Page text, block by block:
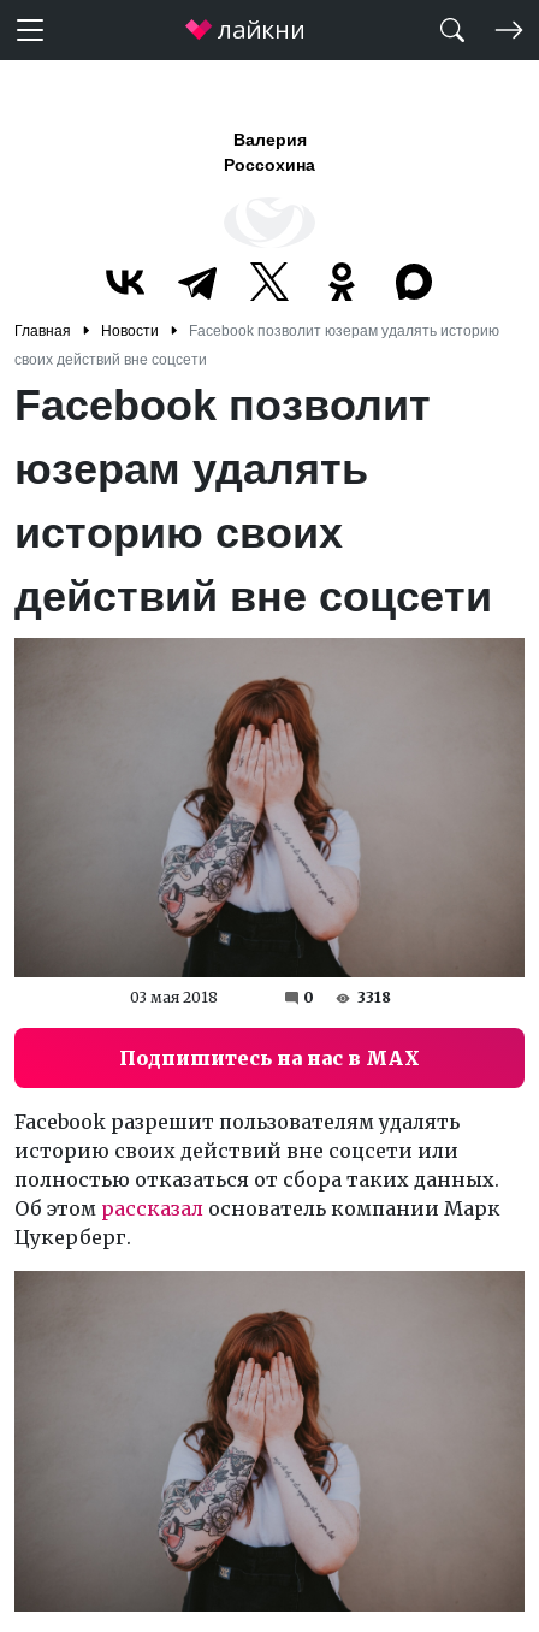
Валерия
Россохина
Главная Новости
Facebook позволит юзерам удалять историю
своих действий вне соцсети
Facebook позволит
юзерам удалять
историю своих
действий вне соцсети
03 мая 2018 0 3318
Подпишитесь на нас в MAX
Facebook разрешит пользователям удалять
историю своих действий вне соцсети или
полностью отказаться от сбора таких данных.
Об этом рассказал основатель компании Марк
Цукерберг.